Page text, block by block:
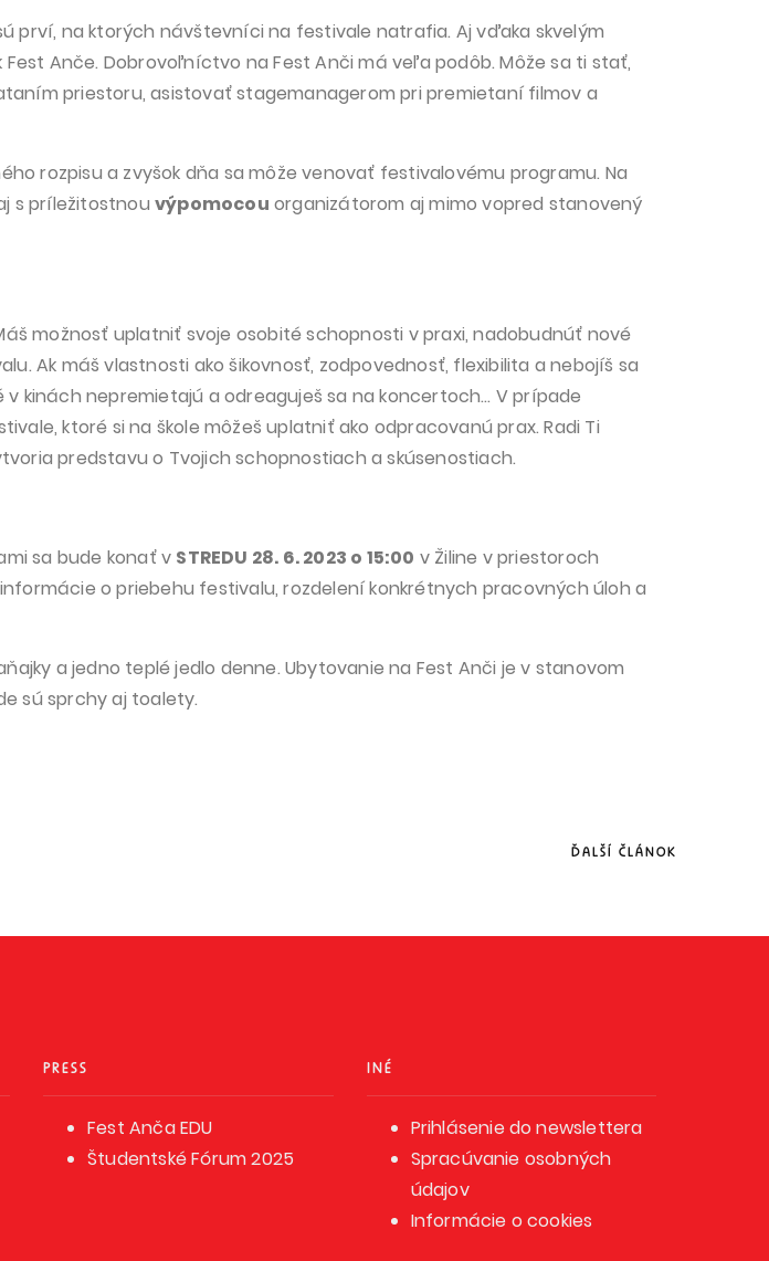
prví, na ktorých návštevníci na festivale natrafia. Aj vďaka skvelým
Anče. Dobrovoľníctvo na Fest Anči má veľa podôb. Môže sa ti stať,
priestoru,asistovať stagemanagerom pri premietaní filmov a
rozpisu a zvyšok dňa sa môže venovať festivalovému programu. Na
s príležitostnouvýpomocou organizátorom aj mimo vopred stanovený
možnosť uplatniť svoje osobité schopnosti v praxi, nadobudnúť nové
Ak máš vlastnosti ako šikovnosť, zodpovednosť, flexibilita a nebojíš sa
kinách nepremietajú a odreaguješ sa na koncertoch… V prípade
ktoré si na škole môžeš uplatniť ako odpracovanú prax. Radi Ti
predstavu o Tvojich schopnostiach a skúsenostiach.
sa bude konať v STREDU 28. 6. 2023 o 15:00 v Žiline v priestoroch
o priebehu festivalu, rozdelení konkrétnych pracovných úloh a
a jedno teplé jedlo denne.Ubytovanie na Fest Anči je v stanovom
sú sprchy aj toalety.
ĎALŠÍ ČLÁNOK
PRESS
Fest Anča EDU
Študentské Fórum 2025
INÉ
Prihlásenie do newslettera
Spracúvanie osobných
údajov
Informácie o cookies